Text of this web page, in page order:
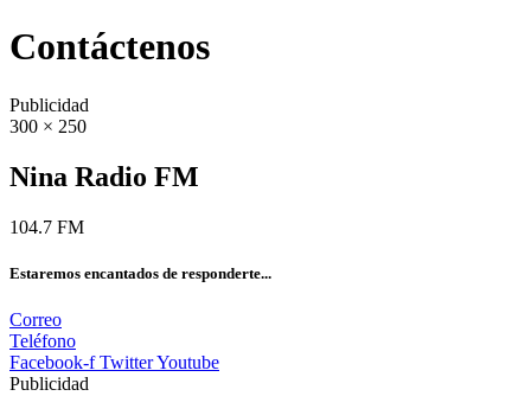
Contáctenos
Publicidad
300 × 250
Nina Radio FM
104.7 FM
Estaremos encantados de responderte...
Correo
Teléfono
Facebook-f TwitterYoutube
Publicidad